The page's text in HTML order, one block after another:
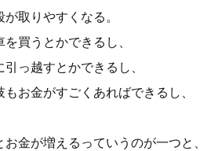
取りやすくなる。
買うとかできるし、
っ越すとかできるし、
お金がすごくあればできるし、
金が増えるっていうのが一つと、